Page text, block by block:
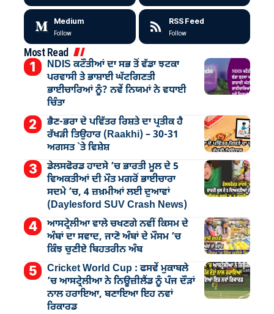
Medium
Follow
RSS Feed
Follow
Most Read
NDIS ਕਟੌਤੀਆਂ ਦਾ ਸਭ ਤੋਂ ਵੱਡਾ ਝਟਕਾ
ਪਰਵਾਸੀ ਤੇ ਭਾਸ਼ਾਈ ਘੱਟਗਿਣਤੀ
ਭਾਈਚਾਰਿਆਂ ਨੂੰ? ਨਵੇਂ ਨਿਯਮਾਂ ਨੇ ਵਧਾਈ
ਚਿੰਤਾ
ਭੈਣ-ਭਰਾ ਦੇ ਪਵਿੱਤਰ ਰਿਸ਼ਤੇ ਦਾ ਪ੍ਰਤੀਕ ਹੈ
ਰੱਖੜੀ ਤਿਉਹਾਰ (Raakhi) – 30-31
ਅਗਸਤ `ਤੇ ਵਿਸ਼ੇਸ਼
ਡੇਲਸਫੋਰਡ ਹਾਦਸੇ ’ਚ ਭਾਰਤੀ ਮੂਲ ਦੇ 5
ਵਿਅਕਤੀਆਂ ਦੀ ਮੌਤ ਮਗਰੋਂ ਭਾਈਚਾਰਾ
ਸਦਮੇ ’ਚ, 4 ਜ਼ਖ਼ਮੀਆਂ ਲਈ ਦੁਆਵਾਂ
(Daylesford SUV Crash News)
ਆਸਟ੍ਰੇਲੀਆ ਵਾਲੇ ਚਖਣਗੇ ਨਵੀਂ ਕਿਸਮ ਦੇ
ਅੰਬਾਂ ਦਾ ਸਵਾਦ, ਜਾਣੋ ਅੰਬਾਂ ਦੇ ਮੌਸਮ ’ਚ
ਕਿੰਝ ਚੁਣੀਏ ਬਿਹਤਰੀਨ ਅੰਬ
Cricket World Cup : ਫਸਵੇਂ ਮੁਕਾਬਲੇ
’ਚ ਆਸਟ੍ਰੇਲੀਆ ਨੇ ਨਿਊਜ਼ੀਲੈਂਡ ਨੂੰ ਪੰਜ ਦੌੜਾਂ
ਨਾਲ ਹਰਾਇਆ, ਬਣਾਇਆ ਇਹ ਨਵਾਂ
ਰਿਕਾਰਡ